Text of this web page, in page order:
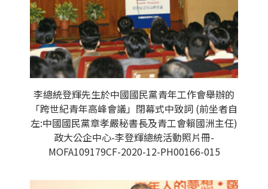
李總統登輝先生於中國國民黨青年工作會舉辦的
「跨世紀青年高峰會議」閉幕式中致詞 (前坐者自
左:中國國民黨章孝嚴秘書長及青工會賴國洲主任)
政大公企中心-李登輝總統活動照片冊-
MOFA109179CF-2020-12-PH00166-015